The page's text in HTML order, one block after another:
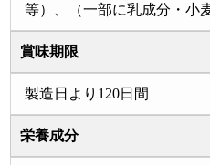
等）、（一部に乳成分・小
賞味期限
製造日より120日間
栄養成分